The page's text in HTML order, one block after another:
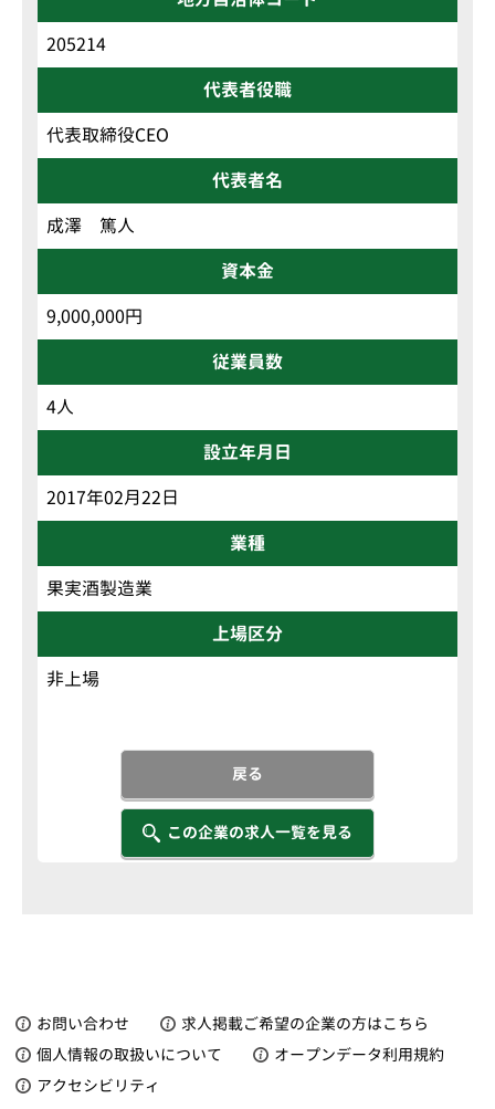
205214
代表者役職
代表取締役CEO
代表者名
成澤 篤人
資本金
9,000,000円
従業員数
4人
設立年月日
2017年02月22日
業種
果実酒製造業
上場区分
非上場
戻る
この企業の求人一覧を見る
お問い合わせ
求人掲載ご希望の企業の方はこちら
個人情報の取扱いについて
オープンデータ利用規約
アクセシビリティ